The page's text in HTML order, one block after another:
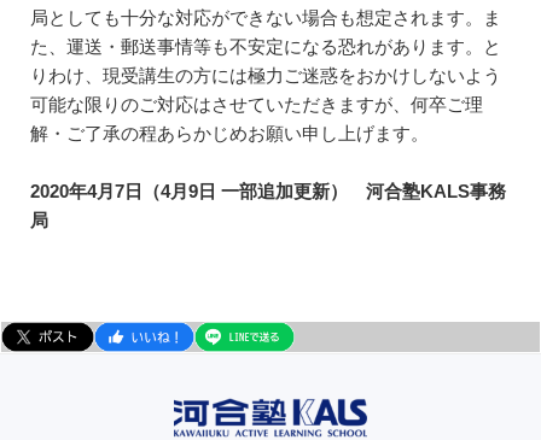
局としても十分な対応ができない場合も想定されます。ま
た、運送・郵送事情等も不安定になる恐れがあります。と
りわけ、現受講生の方には極力ご迷惑をおかけしないよう
可能な限りのご対応はさせていただきますが、何卒ご理
解・ご了承の程あらかじめお願い申し上げます。
2020年4月7日（4月9日 一部追加更新） 河合塾KALS事務
局